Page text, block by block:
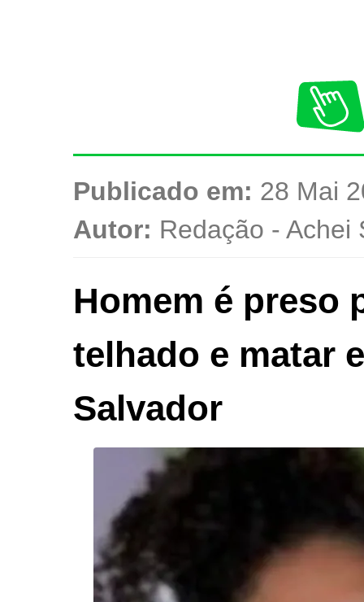
Publicado em: 28 Mai
Autor: Redação - Achei
Homem é preso
telhado e matar
Salvador